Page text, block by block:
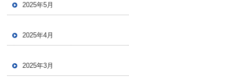
2025年5月
2025年4月
2025年3月